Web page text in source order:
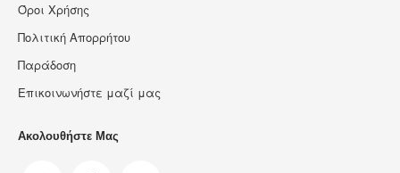
Όροι Χρήσης
Πολιτική Απορρήτου
Παράδοση
Επικοινωνήστε μαζί μας
Ακολουθήστε Μας